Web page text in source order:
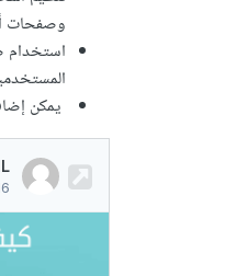
وصفحات
استخدام
يمكن